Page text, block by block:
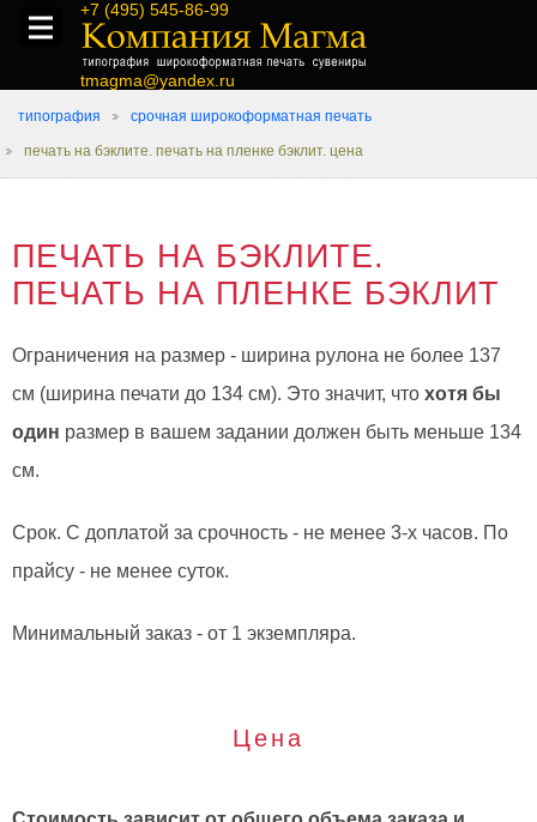
+7 (495) 545-86-99
tmagma@yandex.ru
типография срочная широкоформатная печать
печать на бэклите. печать на пленке бэклит. цена
ПЕЧАТЬ НА БЭКЛИТЕ.
ПЕЧАТЬ НА ПЛЕНКЕ БЭКЛИТ
Ограничения на размер - ширина рулона не более 137
см (ширина печати до 134 см). Это значит, что хотя бы
один размер в вашем задании должен быть меньше 134
см.
Срок. С доплатой за срочность - не менее 3-х часов. По
прайсу - не менее суток.
Минимальный заказ - от 1 экземпляра.
Цена